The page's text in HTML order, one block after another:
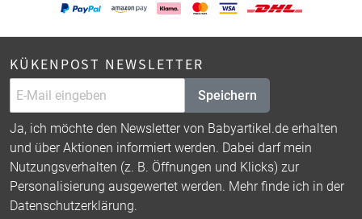
KÜKENPOST NEWSLETTER
Speichern
Ja, ich möchte den Newsletter von Babyartikel.de erhalten
und über Aktionen informiert werden. Dabei darf mein
Nutzungsverhalten (z. B. Öffnungen und Klicks) zur
Personalisierung ausgewertet werden. Mehr finde ich in der
Datenschutzerklärung.